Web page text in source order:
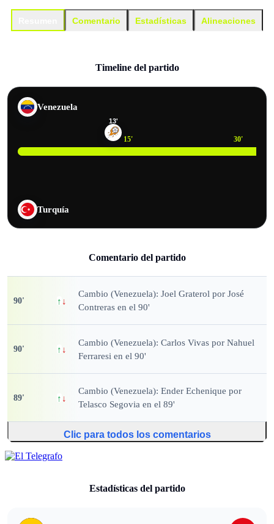
Comentario Estadísticas Alineaciones
Timeline del partido
Venezuela
15' 30'
13'
Turquía
Comentario del partido
90' ↑ ↓
Cambio (Venezuela): Joel Graterol por José
Contreras en el 90'
90' ↑ ↓
Cambio (Venezuela): Carlos Vivas por Nahuel
Ferraresi en el 90'
89' ↑ ↓
Cambio (Venezuela): Ender Echenique por
Telasco Segovia en el 89'
Clic para todos los comentarios
Estadísticas del partido